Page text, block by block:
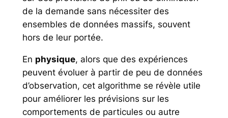
de la demande sans nécessiter des
ensembles de données massifs, souvent
hors de leur portée.
En physique, alors que des expériences
peuvent évoluer à partir de peu de données
d’observation, cet algorithme se révèle utile
pour améliorer les prévisions sur les
comportements de particules ou autre